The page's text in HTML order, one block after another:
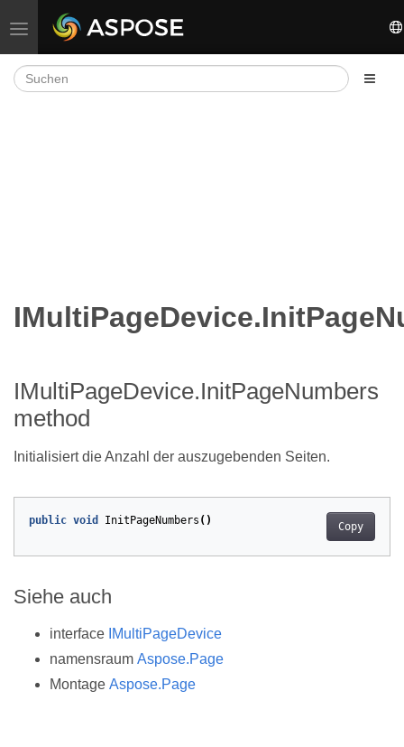
Navigation umschalten
IMultiPageDevice.InitPageNumbers
method
Initialisiert die Anzahl der auszugebenden Seiten.
Copy
public void InitPageNumbers ()
Siehe auch
interface IMultiPageDevice
namensraum Aspose.Page
Montage Aspose.Page